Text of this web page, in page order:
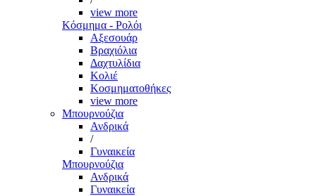
view more
Κόσμημα - Ρολόι
Αξεσουάρ
Βραχιόλια
Δαχτυλίδια
Κολιέ
Κοσμηματοθήκες
view more
Μπουρνούζια
Ανδρικά
/
Γυναικεία
Μπουρνούζια
Ανδρικά
Γυναικεία